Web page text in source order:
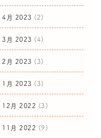
4月 2023 (2)
3月 2023 (4)
2月 2023 (3)
1月 2023 (3)
12月 2022 (3)
11月 2022 (9)